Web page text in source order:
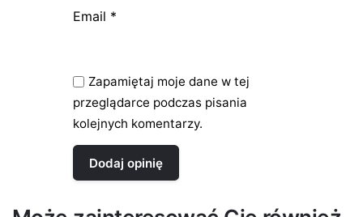
Email *
Zapamiętaj moje dane w tej
przeglądarce podczas pisania
kolejnych komentarzy.